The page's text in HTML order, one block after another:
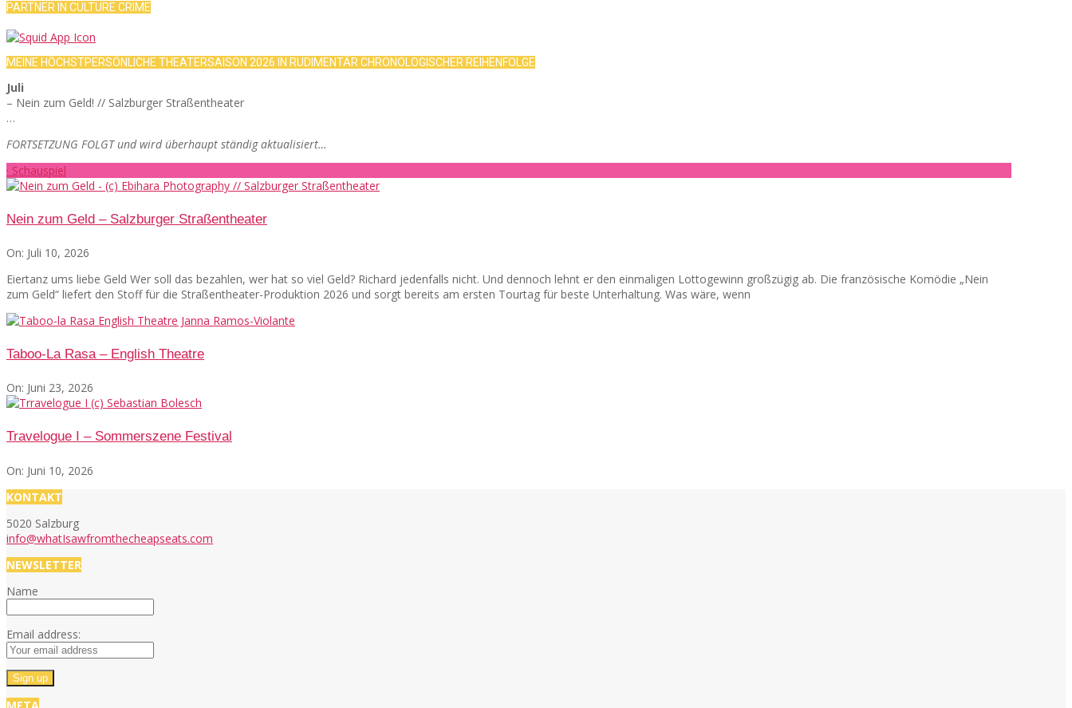
PARTNER IN CULTURE CRIME
MEINE HÖCHSTPERSÖNLICHE THEATERSAISON 2026 IN RUDIMENTÄR CHRONOLOGISCHER REIHENFOLGE
Juli
– Nein zum Geld! // Salzburger Straßentheater
…
FORTSETZUNG FOLGT und wird überhaupt ständig aktualisiert…
· Schauspiel
Nein zum Geld – Salzburger Straßentheater
On: Juli 10, 2026
Eiertanz ums liebe Geld Wer soll das bezahlen, wer hat so viel Geld? Richard jedenfalls nicht. Und dennoch lehnt er den einmaligen Lottogewinn großzügig ab. Die französische Komödie „Nein
zum Geld“ liefert den Stoff für die Straßentheater-Produktion 2026 und sorgt bereits am ersten Tourtag für beste Unterhaltung. Was wäre, wenn
Taboo-La Rasa – English Theatre
On: Juni 23, 2026
Travelogue I – Sommerszene Festival
On: Juni 10, 2026
KONTAKT
5020 Salzburg
info@whatIsawfromthecheapseats.com
NEWSLETTER
Name
Email address: